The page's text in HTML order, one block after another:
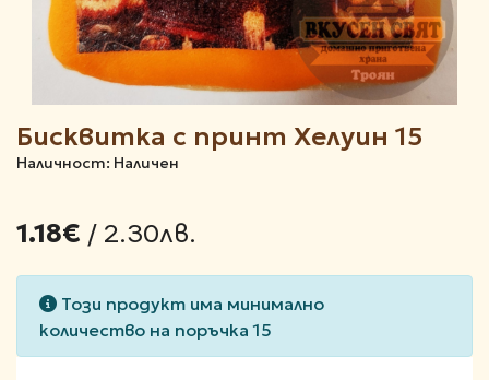
Бисквитка с принт Хелуин 15
Наличност: Наличен
1.18€ / 2.30лв.
Този продукт има минимално
количество на поръчка 15